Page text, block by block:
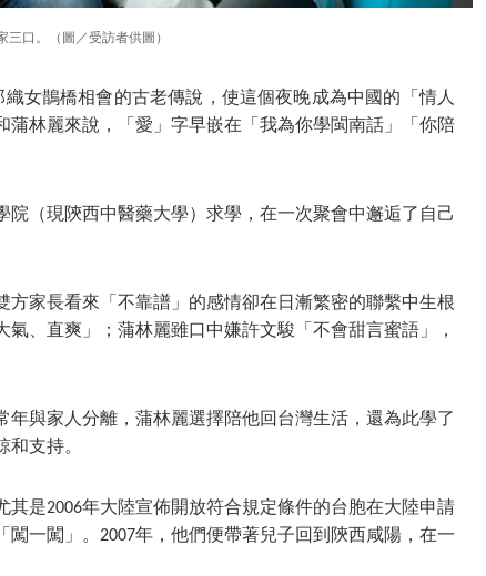
三口。（圖／受訪者供圖）
女鵲橋相會的古老傳說，使這個夜晚成為中國的「情人
林麗來說，「愛」字早嵌在「我為你學閩南話」「你陪
院（現陝西中醫藥大學）求學，在一次聚會中邂逅了自己
家長看來「不靠譜」的感情卻在日漸繁密的聯繫中生根
、直爽」；蒲林麗雖口中嫌許文駿「不會甜言蜜語」，
與家人分離，蒲林麗選擇陪他回台灣生活，還為此學了
支持。
是2006年大陸宣佈開放符合規定條件的台胞在大陸申請
一闖」。2007年，他們便帶著兒子回到陝西咸陽，在一